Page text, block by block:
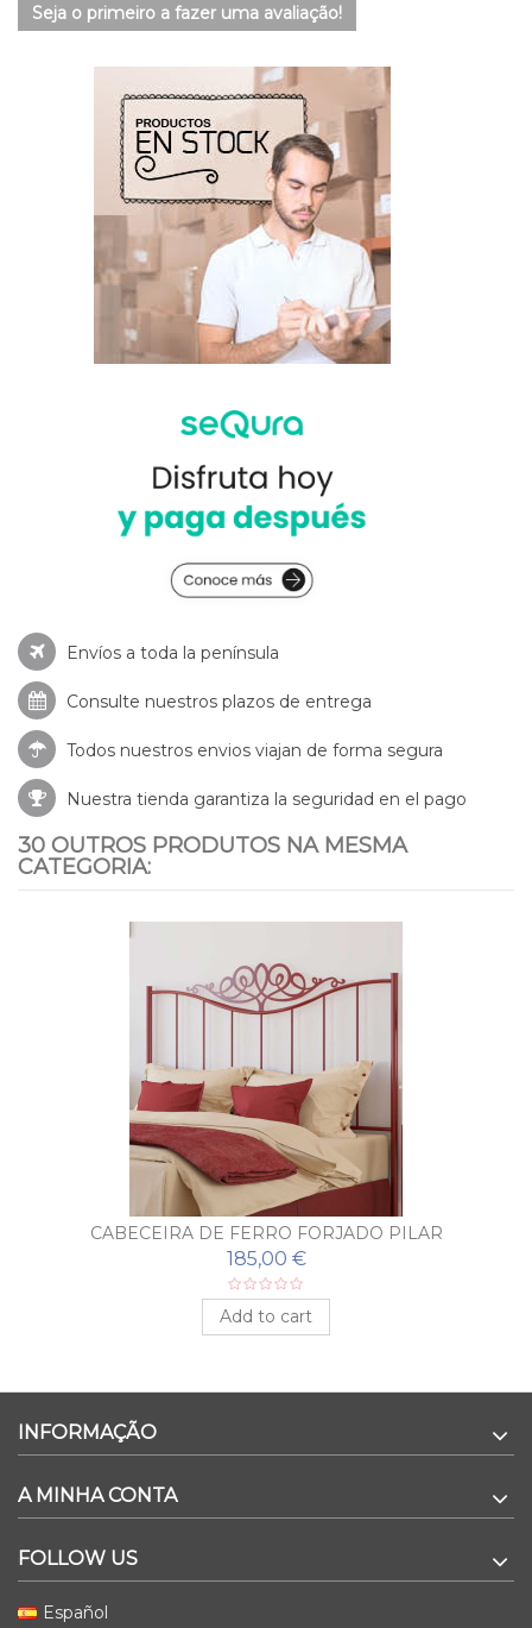
Seja o primeiro a fazer uma avaliação!
Envíos a toda la península
Consulte nuestros plazos de entrega
Todos nuestros envios viajan de forma segura
Nuestra tienda garantiza la seguridad en el pago
30 OUTROS PRODUTOS NA MESMA
CATEGORIA:
CABECEIRA DE FERRO FORJADO PILAR
185,00 €
Add to cart
INFORMAÇÃO
A MINHA CONTA
FOLLOW US
Español